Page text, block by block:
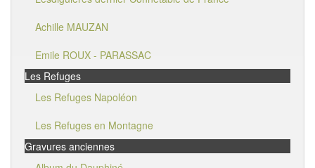
Achille MAUZAN
Emile ROUX - PARASSAC
Les Refuges
Les Refuges Napoléon
Les Refuges en Montagne
Gravures anciennes